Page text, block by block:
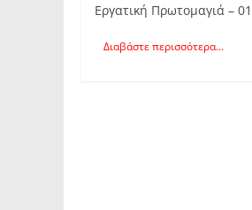
Εργατική Πρωτομαγιά –
Διαβάστε περισσότερα...